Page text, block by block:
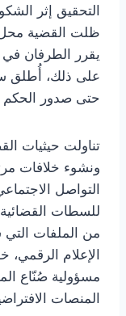
التحقيق إثر
ظلت القضية محل
يقرر الطرفان في
على ذلك، أُطلق
حتى صدور الحكم
تناولت حيثيات
ونشوء خلافات
التواصل
للسطات
من الملفات
الإعلام
مسؤولية صُنّاع
المنصات